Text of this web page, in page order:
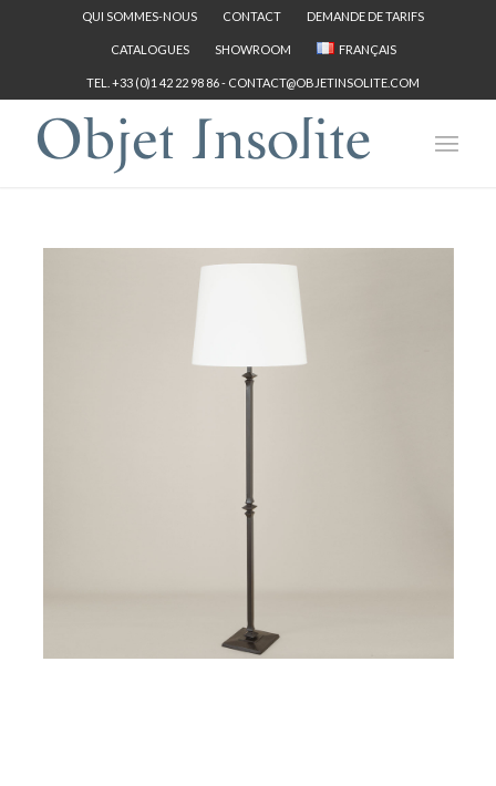
QUI SOMMES-NOUS CONTACT DEMANDE DE TARIFS
CATALOGUES SHOWROOM FRANÇAIS
TEL. +33 (0)1 42 22 98 86 - CONTACT@OBJETINSOLITE.COM